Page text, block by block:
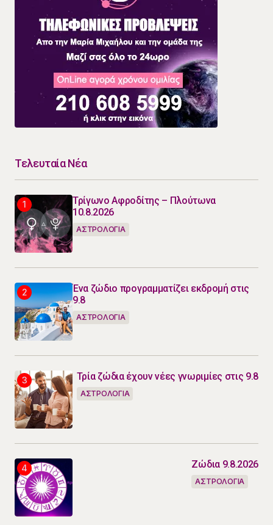
Τελευταία Νέα
Τρίγωνο Αφροδίτης – Πλούτωνα
10.8.2026
ΑΣΤΡΟΛΟΓΙΑ
Ένα ζώδιο προγραμματίζει εκδρομή στις
9.8
ΑΣΤΡΟΛΟΓΙΑ
Τρία ζώδια έχουν νέες γνωριμίες στις 9.8
ΑΣΤΡΟΛΟΓΙΑ
Ζώδια 9.8.2026
ΑΣΤΡΟΛΟΓΙΑ